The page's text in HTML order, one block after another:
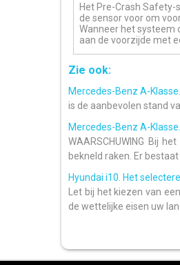
Het Pre-Crash
de sensor voor om
Wanneer het systeem
aan de voorzijde met
Zie ook:
Mercedes-Benz A-
is de aanbevolen stand
Mercedes-Benz A-
WAARSCHUWING Bij
bekneld raken. Er
Hyundai i10. Het
Let bij het kiezen van
de wettelijke eisen uw